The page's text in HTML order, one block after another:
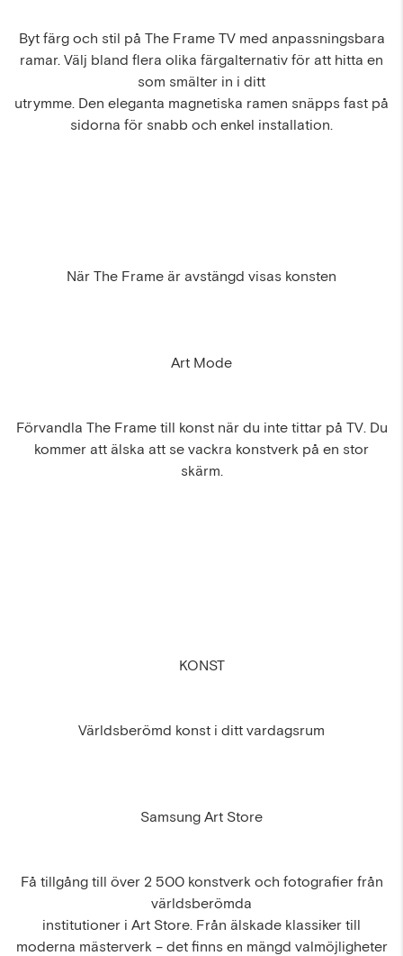
Byt färg och stil på The Frame TV med anpassningsbara
ramar. Välj bland flera olika färgalternativ för att hitta en
som smälter in i ditt
utrymme. Den eleganta magnetiska ramen snäpps fast på
sidorna för snabb och enkel installation.
När The Frame är avstängd visas konsten
Art Mode
Förvandla The Frame till konst när du inte tittar på TV. Du
kommer att älska att se vackra konstverk på en stor
skärm.
KONST
Världsberömd konst i ditt vardagsrum
Samsung Art Store
Få tillgång till över 2 500 konstverk och fotografier från
världsberömda
institutioner i Art Store. Från älskade klassiker till
moderna mästerverk – det finns en mängd valmöjligheter